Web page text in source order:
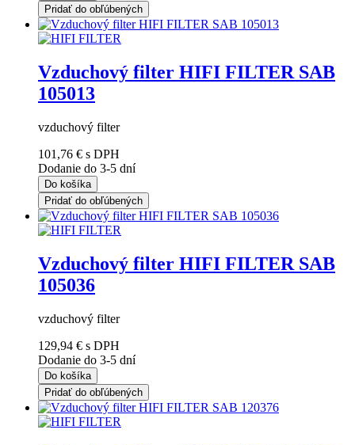
Pridať do obľúbených
Vzduchový filter HIFI FILTER SAB
105013
vzduchový filter
101,76 € s DPH
Dodanie do 3-5 dní
Do košíka
Pridať do obľúbených
Vzduchový filter HIFI FILTER SAB
105036
vzduchový filter
129,94 € s DPH
Dodanie do 3-5 dní
Do košíka
Pridať do obľúbených